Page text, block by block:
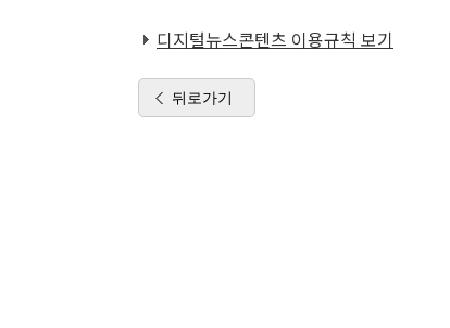
디지털뉴스콘텐츠 이용규칙 보기
뒤로가기